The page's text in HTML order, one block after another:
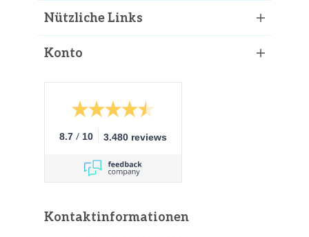
Nützliche Links
Konto
8.7 / 10 3.480 reviews
Kontaktinformationen